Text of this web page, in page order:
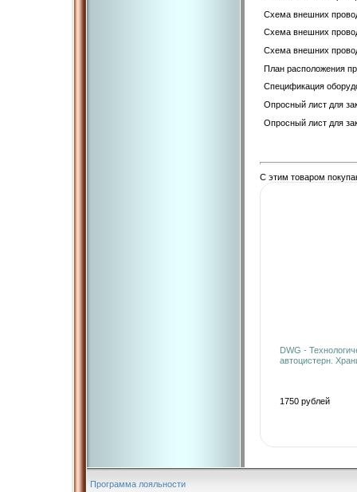
Схема внешних
Схема внешних
Схема внешних
План расположения
Спецификация
Опросный лист для
Опросный лист для
С этим товаром
DWG -
автоцистерн.
1750 рублей
Программа лояльности